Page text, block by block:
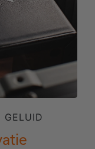
GELUID